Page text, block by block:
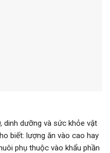
dinh dưỡng và sức khỏe vật
biết: lượng ăn vào cao hay
phụ thuộc vào khẩu phần